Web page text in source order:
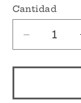
Cantidad
Reducir
cantidad
para
Encargo